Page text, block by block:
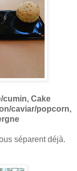
cumin, Cake
caviar/popcorn,
séparent déjà.